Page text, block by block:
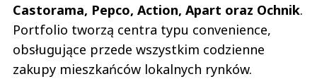
Castorama, Pepco, Action, Apart oraz Ochnik.
Portfolio tworzą centra typu convenience,
obsługujące przede wszystkim codzienne
zakupy mieszkańców lokalnych rynków.